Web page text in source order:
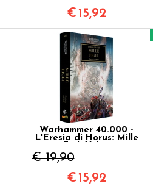
€ 15,92
Warhammer 40.000 -
L'Eresia di Horus: Mille
€ 19,90
€ 15,92